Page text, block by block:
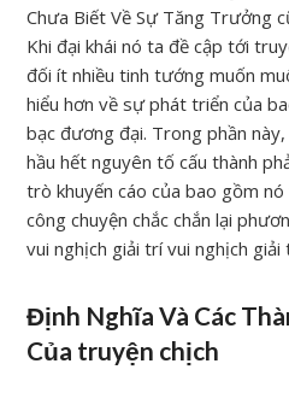
Khi đại khái nó ta đề cập tới
đối ít nhiều tinh tướng muốn
hiểu hơn về sự phát triển của
bạc đương đại. Trong phần
hầu hết nguyên tố cấu thành
trò khuyến cáo của bao gồm
công chuyện chắc chắn lại
vui nghịch giải trí vui nghịch
Định Nghĩa Và Các
Của truyện chịch